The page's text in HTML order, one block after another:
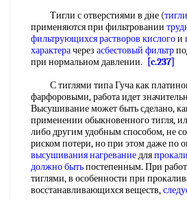
Тигли с отверстиями в дне (
применяются при фильтровании
фильтрующихсярастворов кислогои
характерачерез асбестовый фильтр
при нормальном давлении.
[c.237]
С тиглями типа Гуча как
фарфоровыми, работа идет
Высушивание может быть сделано,
применении обыкновенного тигля,
либо другим удобным способом, не
риском потери, но при этом даже по
высушивания нагреваниедля
должно бытьпостепенным. При
тиглями, в особенности при
восстанавливающихся веществ,